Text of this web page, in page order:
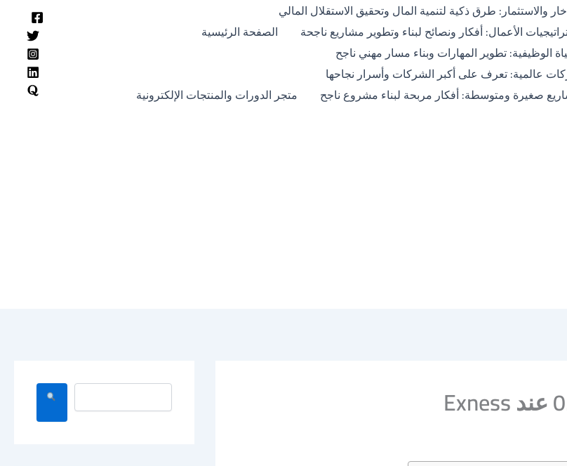
والاستثمار: طرق ذكية لتنمية المال وتحقيق الاستقلال المالي
الأعمال: أفكار ونصائح لبناء وتطوير مشاريع ناجحة
الصفحة الرئيسية
الوظيفية: تطوير المهارات وبناء مسار مهني ناجح
عالمية: تعرف على أكبر الشركات وأسرار نجاحها
صغيرة ومتوسطة: أفكار مربحة لبناء مشروع ناجح
متجر الدورات والمنتجات الإلكترونية
ا
ب